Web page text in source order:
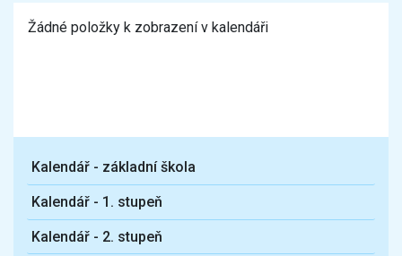
Kalendář - základní škola
Kalendář - 1. stupeň
Kalendář - 2. stupeň
Žádné položky k zobrazení v kalendáři